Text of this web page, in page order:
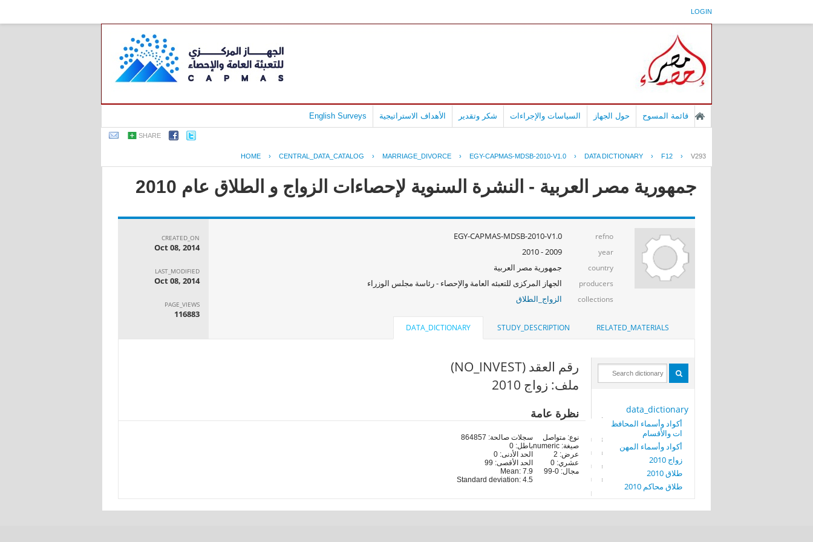
LOGIN
قائمة المسوح حول الجهاز السياسات والإجراءات شكر وتقدير الأهداف الاستراتيجية English Surveys
SHARE
HOME › CENTRAL_DATA_CATALOG › MARRIAGE_DIVORCE › EGY-CAPMAS-MDSB-2010-V1.0 › DATA DICTIONARY › F12 › V293
جمهورية مصر العربية - النشرة السنوية لإحصاءات الزواج و الطلاق عام 2010
refno
EGY-CAPMAS-MDSB-2010-V1.0
year
2009 - 2010
country جمهورية مصر العربية
producers الجهاز المركزى للتعبئه العامة والإحصاء - رئاسة مجلس الوزراء
collections الزواج_الطلاق
CREATED_ON
Oct 08, 2014
LAST_MODIFIED
Oct 08, 2014
PAGE_VIEWS
116883
RELATED_MATERIALS
STUDY_DESCRIPTION
DATA_DICTIONARY
data_dictionary
أكواد وأسماء المحافظ
ات والأقسام
أكواد وأسماء المهن
زواج 2010
طلاق 2010
طلاق محاكم 2010
رقم العقد (NO_INVEST)
ملف: زواج 2010
نظرة عامة
نوع: متواصل
صيغة: numeric
عرض: 2
عشري: 0
مجال: 0-99
سجلات صالحة: 864857
باطل: 0
الحد الأدنى: 0
الحد الأقصى: 99
Mean: 7.9
Standard deviation: 4.5